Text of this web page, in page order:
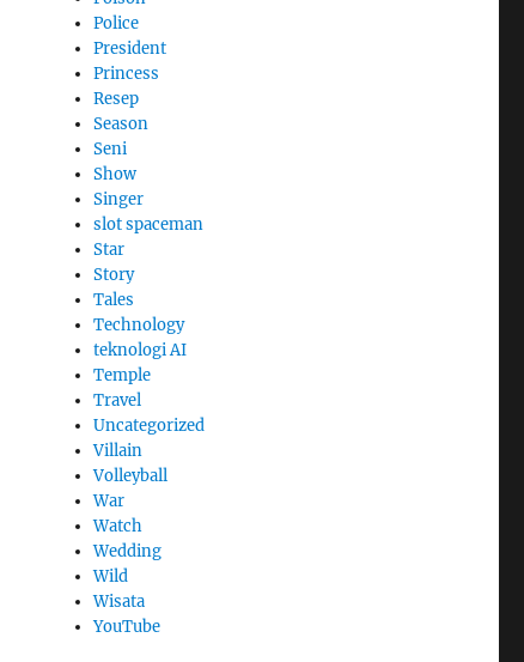
Police
President
Princess
Resep
Season
Seni
Show
Singer
slot spaceman
Star
Story
Tales
Technology
teknologi AI
Temple
Travel
Uncategorized
Villain
Volleyball
War
Watch
Wedding
Wild
Wisata
YouTube